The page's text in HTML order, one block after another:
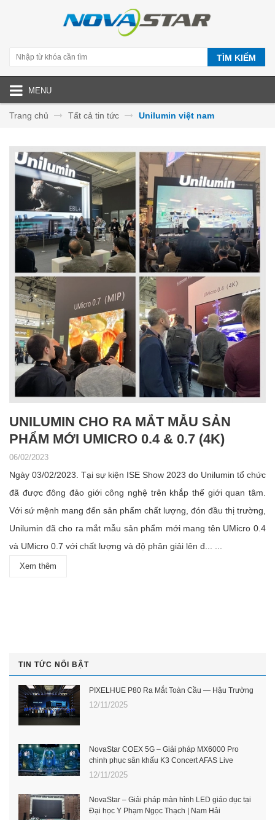
TÌM KIẾM
MENU
Trang chủ Tất cả tin tức Unilumin việt nam
UNILUMIN CHO RA MẮT MẪU SẢN
PHẨM MỚI UMICRO 0.4 & 0.7 (4K)
06/02/2023
Ngày 03/02/2023. Tại sự kiện ISE Show 2023 do Unilumin tổ chức
đã được đông đảo giới công nghệ trên khắp thế giới quan tâm.
Với sứ mệnh mang đến sản phẩm chất lượng, đón đầu thị trường,
Unilumin đã cho ra mắt mẫu sản phẩm mới mang tên UMicro 0.4
và UMicro 0.7 với chất lượng và độ phân giải lên đ... ...
Xem thêm
TIN TỨC NỔI BẬT
PIXELHUE P80 Ra Mắt Toàn Cầu — Hậu Trường
12/11/2025
NovaStar COEX 5G – Giải pháp MX6000 Pro
chinh phục sân khấu K3 Concert AFAS Live
12/11/2025
NovaStar – Giải pháp màn hình LED giáo dục tại
Đại học Y Phạm Ngọc Thạch | Nam Hải